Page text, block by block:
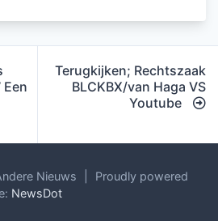
Terugkijken; Rechtszaak
BLCKBX/van Haga VS
Youtube
Nieuws
Proudly powered
NewsDot